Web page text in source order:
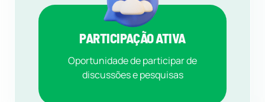
PARTICIPAÇÃO ATIVA
Oportunidade de participar de
discussões e pesquisas